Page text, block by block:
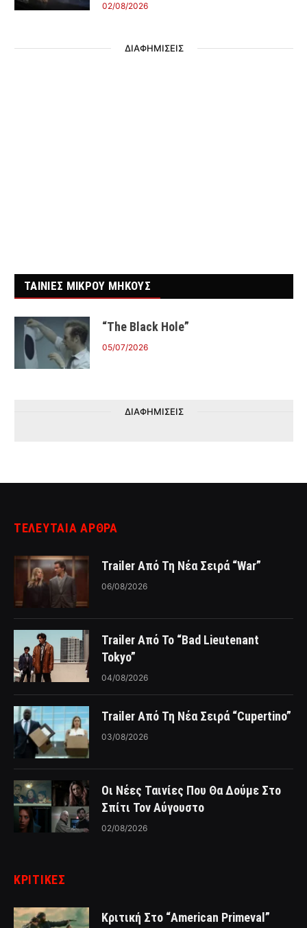
02/08/2026
ΔΙΑΦΗΜΙΣΕΙΣ
ΤΑΙΝΙΕΣ ΜΙΚΡΟΥ ΜΗΚΟΥΣ
“The Black Hole”
05/07/2026
ΔΙΑΦΗΜΙΣΕΙΣ
ΤΕΛΕΥΤΑΙΑ ΑΡΘΡΑ
Trailer Από Τη Νέα Σειρά “War”
06/08/2026
Trailer Από Το “Bad Lieutenant
Tokyo”
04/08/2026
Trailer Από Τη Νέα Σειρά “Cupertino”
03/08/2026
Οι Νέες Ταινίες Που Θα Δούμε Στο
Σπίτι Τον Αύγουστο
02/08/2026
ΚΡΙΤΙΚΈΣ
Κριτική Στο “American Primeval”